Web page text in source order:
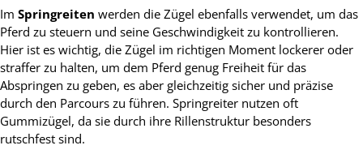
Im Springreiten werden die Zügel ebenfalls verwendet, um das
Pferd zu steuern und seine Geschwindigkeit zu kontrollieren.
Hier ist es wichtig, die Zügel im richtigen Moment lockerer oder
straffer zu halten, um dem Pferd genug Freiheit für das
Abspringen zu geben, es aber gleichzeitig sicher und präzise
durch den Parcours zu führen. Springreiter nutzen oft
Gummizügel, da sie durch ihre Rillenstruktur besonders
rutschfest sind.